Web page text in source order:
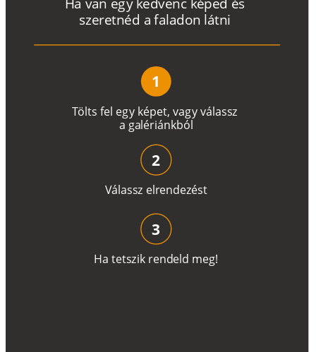
Tölts fel egy képet, vagyválassz
a galériánkból
szeretnéd a faladon látni
1
Válassz elrendezést
2
Ha tetszik rendeld meg!
3